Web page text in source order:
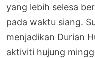
yang lebih selesa
pada waktu siang.
menjadikan Durian
aktiviti hujung